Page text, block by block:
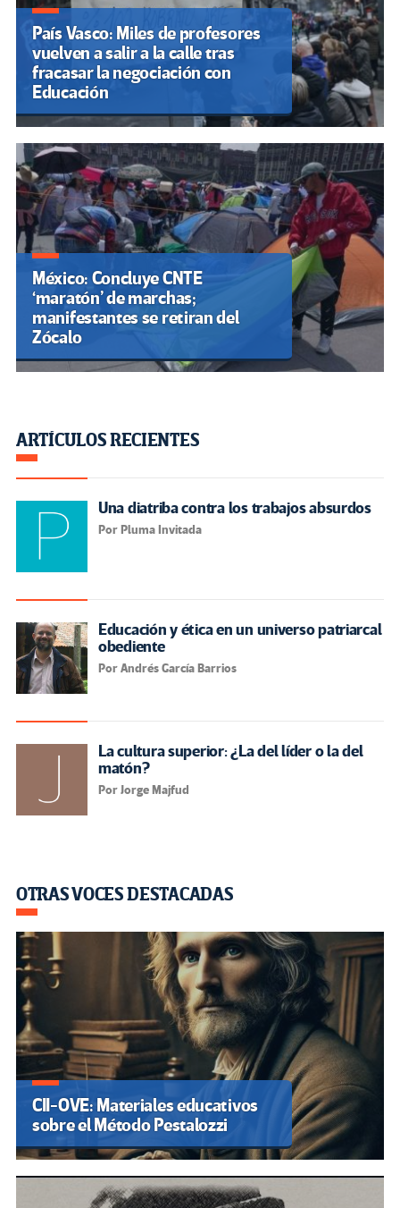
País Vasco: Miles de profesores
vuelven a salir a la calle tras
fracasar la negociación con
Educación
México: Concluye CNTE
‘maratón’ de marchas;
manifestantes se retiran del
Zócalo
ARTÍCULOS RECIENTES
Una diatriba contra los trabajos absurdos
Por Pluma Invitada
Educación y ética en un universo patriarcal
obediente
Por Andrés García Barrios
La cultura superior: ¿La del líder o la del
matón?
Por Jorge Majfud
OTRAS VOCES DESTACADAS
CII-OVE: Materiales educativos
sobre el Método Pestalozzi